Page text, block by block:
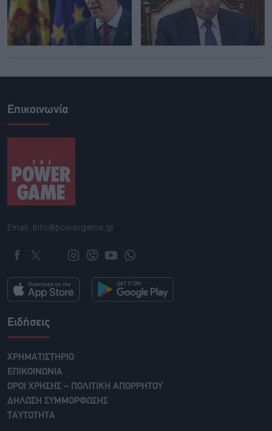
Επικοινωνία
Email: info@powergame.gr
Ειδήσεις
ΧΡΗΜΑΤΙΣΤΗΡΙΟ
ΕΠΙΚΟΙΝΩΝΙΑ
ΟΡΟΙ ΧΡΗΣΗΣ – ΠΟΛΙΤΙΚΗ ΑΠΟΡΡΗΤΟΥ
ΔΗΛΩΣΗ ΣΥΜΜΟΡΦΩΣΗΣ
ΤΑΥΤΟΤΗΤΑ